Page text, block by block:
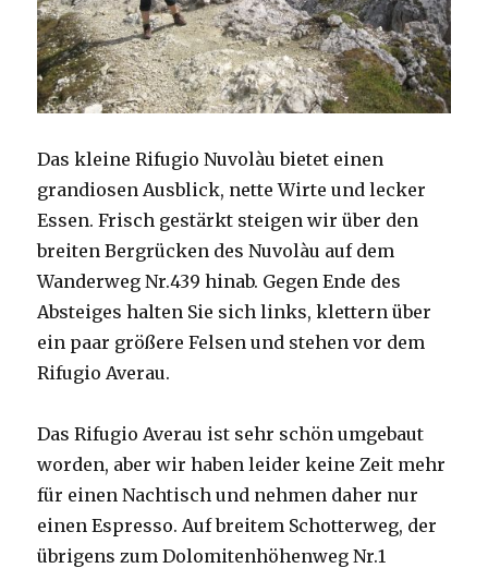
Das kleine Rifugio Nuvolàu bietet einen
grandiosen Ausblick, nette Wirte und lecker
Essen. Frisch gestärkt steigen wir über den
breiten Bergrücken des Nuvolàu auf dem
Wanderweg Nr.439 hinab. Gegen Ende des
Absteiges halten Sie sich links, klettern über
ein paar größere Felsen und stehen vor dem
Rifugio Averau.
Das Rifugio Averau ist sehr schön umgebaut
worden, aber wir haben leider keine Zeit mehr
für einen Nachtisch und nehmen daher nur
einen Espresso. Auf breitem Schotterweg, der
übrigens zum Dolomitenhöhenweg Nr.1